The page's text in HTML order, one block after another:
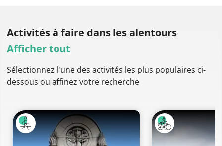
Activités à faire dans les alentours
Afficher tout
Sélectionnez l'une des activités les plus populaires ci-
dessous ou affinez votre recherche